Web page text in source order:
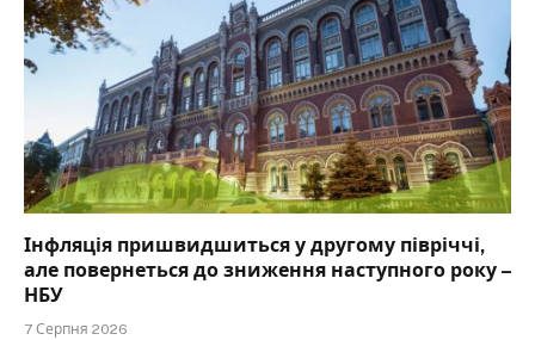
Інфляція пришвидшиться у другому півріччі,
але повернеться до зниження наступного року –
НБУ
7 Серпня 2026